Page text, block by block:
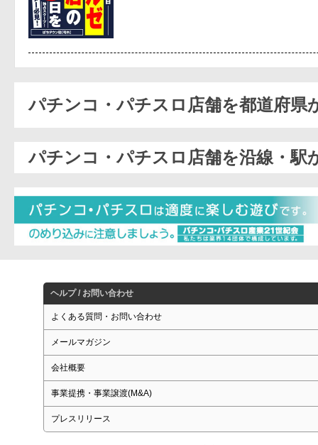
パチンコ・パチスロ店舗を都道府県
パチンコ・パチスロ店舗を沿線・駅
ヘルプ / お問い合わせ
よくある質問・お問い合わせ
メールマガジン
会社概要
事業提携・事業譲渡(M&A)
プレスリリース